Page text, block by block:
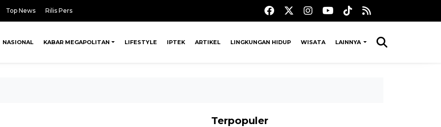
Top News Rilis Pers
NASIONAL KABAR MEGAPOLITAN LIFESTYLE IPTEK ARTIKEL LINGKUNGAN HIDUP WISATA LAINNYA
Terpopuler